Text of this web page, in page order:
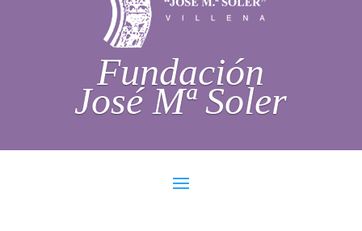
Fundación
José Mª Soler